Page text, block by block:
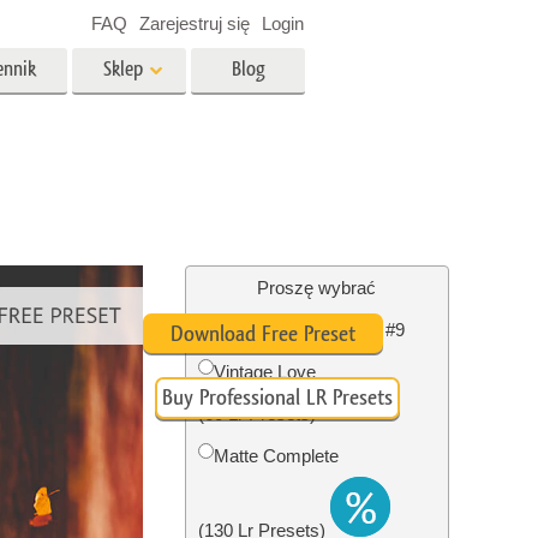
Foto Przywracanie Usługi
Sklep
dla
Blog
FAQ Zarejestruj się Login
Proszę wybrać
Lightroom Fall Preset #9
Vintage Love
(60 Lr Presets)
Matte Complete
(130 Lr Presets)
Download Free Preset
Buy Professional LR Presets